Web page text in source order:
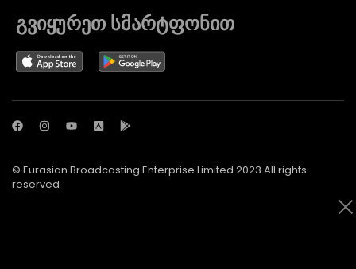
გვიყურეთ სმარტფონით
© Eurasian Broadcasting Enterprise Limited 2023 All rights
reserved